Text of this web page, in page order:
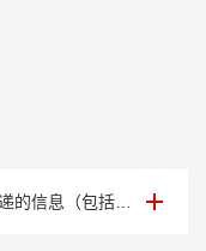
网页设计，是根据企业希望向浏览者传递的信息（包括产品、服务、理念、文化），进行网···